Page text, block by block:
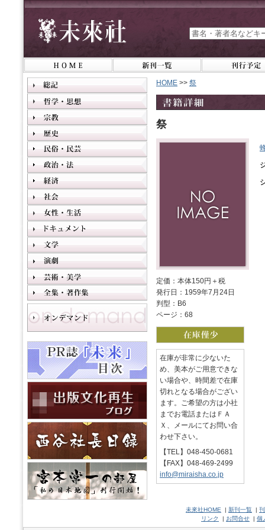
HOME >> 祭
祭
定価：本体150円＋税
発行日：1959年7月24日
判型：B6
ページ：68
在庫が非常に少ないた
め、美本がご用意できな
い場合や、時間差で在庫
切れとなる場合がござい
ます。ご希望の方は小社
までお電話またはＦＡ
Ｘ、メールにてお問い合
わせ下さい。
【TEL】048-450-0681
【FAX】048-469-2499
info@miraisha.co.jp
未來社HOME | 新刊一覧 |
リンク
| お問合せ | 個